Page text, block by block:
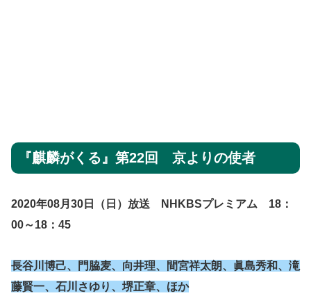
『麒麟がくる』第22回 京よりの使者
2020年08月30日（日）放送 NHKBSプレミアム 18：
00～18：45
長谷川博己、門脇麦、向井理、間宮祥太朗、眞島秀和、滝
藤賢一、石川さゆり、堺正章、 ほか